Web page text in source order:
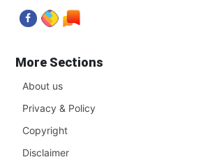
More Sections
About us
Privacy & Policy
Copyright
Disclaimer